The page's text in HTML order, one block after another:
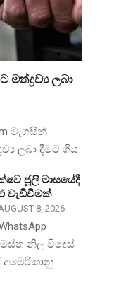
ලබා
මැගසින්
ලබා දීමට ගිය
ජූලි මාසයේදී
වැඩිවීමක්
8, 2026
නිල විදෙස්
අමෙරිකානු